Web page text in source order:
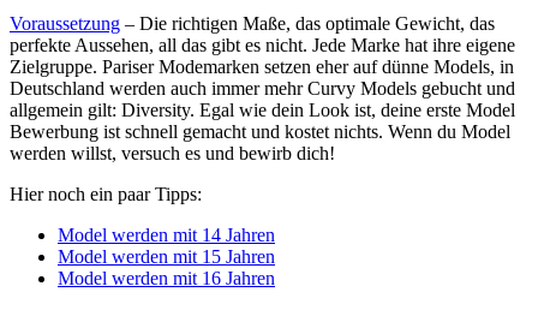
Voraussetzung – Die richtigen Maße, das optimale Gewicht, das
perfekte Aussehen, all das gibt es nicht. Jede Marke hat ihre eigene
Zielgruppe. Pariser Modemarken setzen eher auf dünne Models, in
Deutschland werden auch immer mehr Curvy Models gebucht und
allgemein gilt: Diversity. Egal wie dein Look ist, deine erste Model
Bewerbung ist schnell gemacht und kostet nichts. Wenn du Model
werden willst, versuch es und bewirb dich!
Hier noch ein paar Tipps:
Model werden mit 14 Jahren
Model werden mit 15 Jahren
Model werden mit 16 Jahren